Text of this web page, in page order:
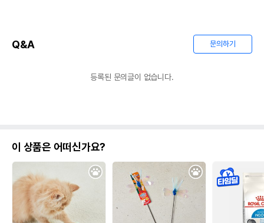
Q&A 문의하기
등록된 문의글이 없습니다.
이 상품은 어떠신가요?